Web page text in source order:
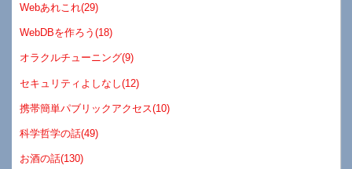
Webあれこれ(29)
WebDBを作ろう(18)
オラクルチューニング(9)
セキュリティよしなし(12)
携帯簡単パブリックアクセス(10)
科学哲学の話(49)
お酒の話(130)